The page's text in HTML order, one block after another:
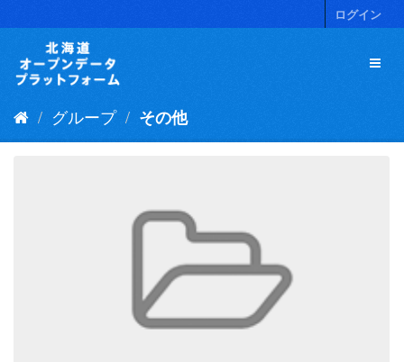
キ
ログイン
グループ その他